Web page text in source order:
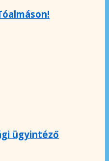
ügyintéző